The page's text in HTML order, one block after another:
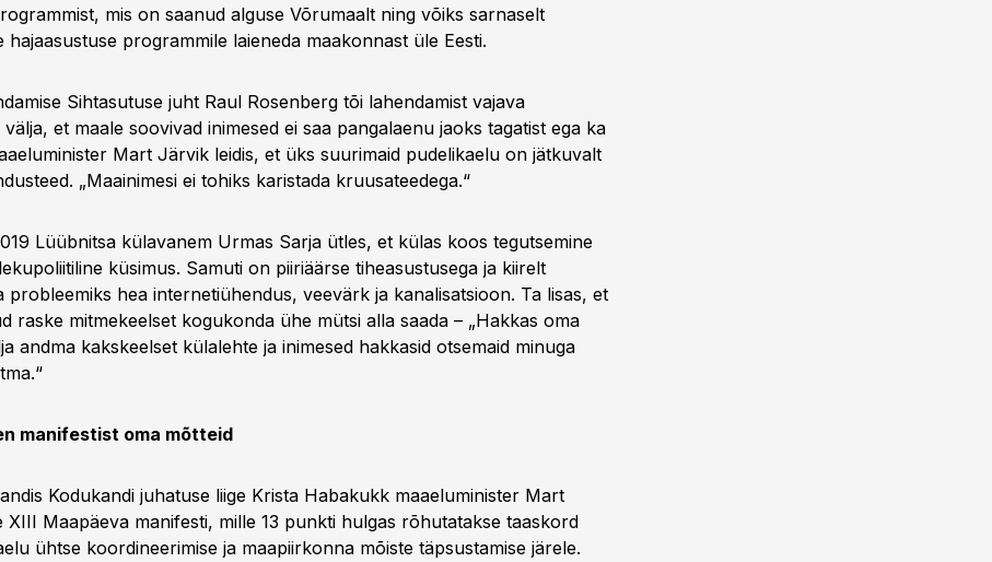
mis on saanud alguse Võrumaalt ning võiks sarnaselt
hajaasustuse programmile laieneda maakonnast üle Eesti.
Sihtasutuse juht Raul Rosenberg tõi lahendamist vajava
et maale soovivad inimesed ei saa pangalaenu jaoks tagatist ega ka
Mart Järvik leidis, et üks suurimaid pudelikaelu on jätkuvalt
„Maainimesi ei tohiks karistada kruusateedega.“
Lüübnitsa külavanem Urmas Sarja ütles, et külas koos tegutsemine
küsimus. Samuti on piiriäärse tiheasustusega ja kiirelt
probleemiks hea internetiühendus, veevärk ja kanalisatsioon. Ta lisas, et
raske mitmekeelset kogukonda ühe mütsi alla saada – „Hakkas oma
andma kakskeelset külalehte ja inimesed hakkasid otsemaid minuga
manifestist oma mõtteid
Kodukandi juhatuse liige Krista Habakukk maaeluminister Mart
Maapäeva manifesti, mille 13 punkti hulgas rõhutatakse taaskord
ühtse koordineerimise ja maapiirkonna mõiste täpsustamise järele.